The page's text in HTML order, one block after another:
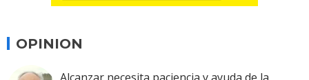
OPINION